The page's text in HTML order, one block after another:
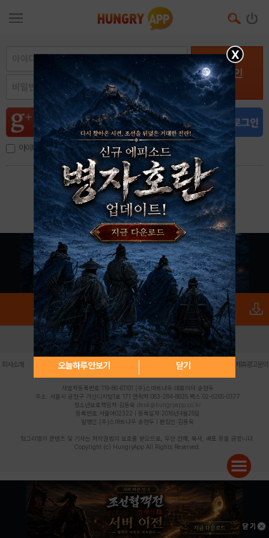
로그인
아이디, 이메일 저장
아이디 / 비밀번호 찾기 회원가입
X
오늘하루 안보기 닫기
로그인 PC버전 전체앱
회사소개 | 개인정보 처리방침 불법촬영물 신고센터 제휴광고문의
사업자등록번호:119-86-61101 (주)스마트나우 대표이사:송현두
주소: 서울시 금천구 가산디지털1로 171 연락처:063-284-8635 팩스:02-6265-0377
청소년보호책임자:김동욱 desk@hungryapp.co.kr
등록번호:서울아02322 | 등록일자:2016년4월25일
발행인:(주)스마트나우 송현두 | 편집인:김동욱
헝그리앱의 콘텐츠 및 기사는 저작권법의 보호를 받으므로, 무단 전재, 복사, 배포 등을 금합니다.
Copyright (c) HungryApp All Rights Reserved.